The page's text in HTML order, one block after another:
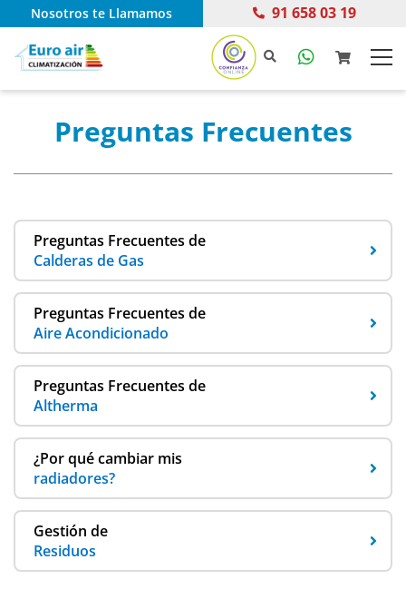
Nosotros te Llamamos 91 658 03 19
Preguntas Frecuentes
Preguntas Frecuentes de
Calderas de Gas
Preguntas Frecuentes de
Aire Acondicionado
Preguntas Frecuentes de
Altherma
¿Por qué cambiar mis
radiadores?
Gestión de
Residuos